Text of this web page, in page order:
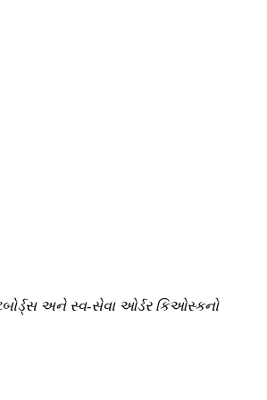
અને સ્વ-સેવા ઓર્ડર કિઓસ્કનો